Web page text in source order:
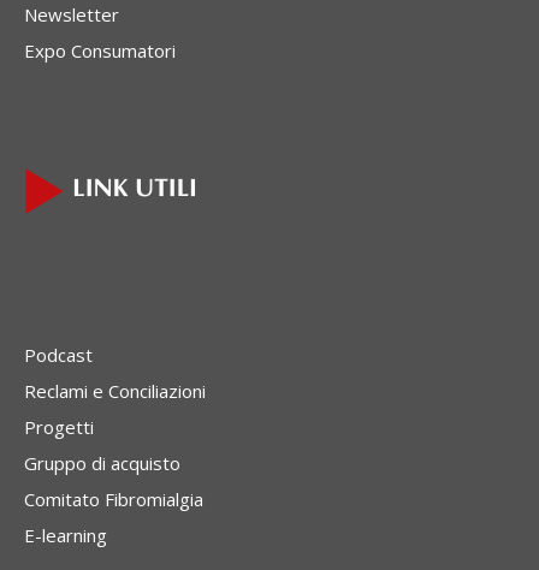
Newsletter
Expo Consumatori
Podcast
Reclami e Conciliazioni
Progetti
Gruppo di acquisto
Comitato Fibromialgia
E-learning